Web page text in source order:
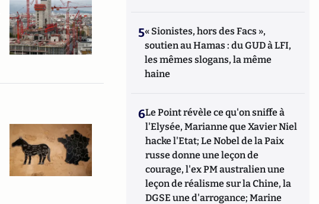
5« Sionistes, hors des Facs »,
soutien au Hamas : du GUD à LFI,
les mêmes slogans, la même
haine
6Le Point révèle ce qu'on sniffe à
l'Elysée, Marianne que Xavier Niel
hacke l'Etat; Le Nobel de la Paix
russe donne une leçon de
courage, l'ex PM australien une
leçon de réalisme sur la Chine, la
DGSE une d'arrogance; Marine